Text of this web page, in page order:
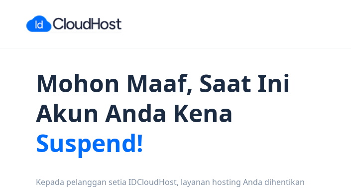
Mohon Maaf, Saat Ini
Akun Anda Kena
Suspend!
Kepada pelanggan setia IDCloudHost, layanan hosting Anda dihentikan